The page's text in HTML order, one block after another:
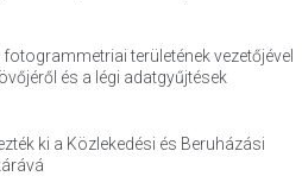
fotogrammetriai területének vezetőjével
és a légi adatgyűjtések
ki a Közlekedési és Beruházási